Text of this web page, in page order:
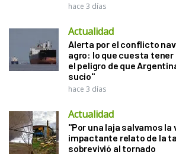
hace 3 días
Actualidad
Alerta por el conflicto
agro: lo que cuesta tener
el peligro de que
sucio"
hace 3 días
Actualidad
"Por una laja salvamos la
impactante relato de la
sobrevivió al tornado